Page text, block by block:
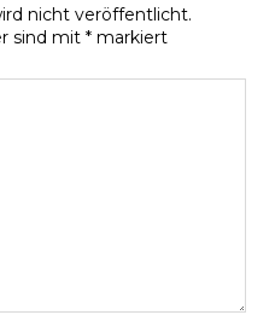
nicht veröffentlicht.
sind mit *markiert